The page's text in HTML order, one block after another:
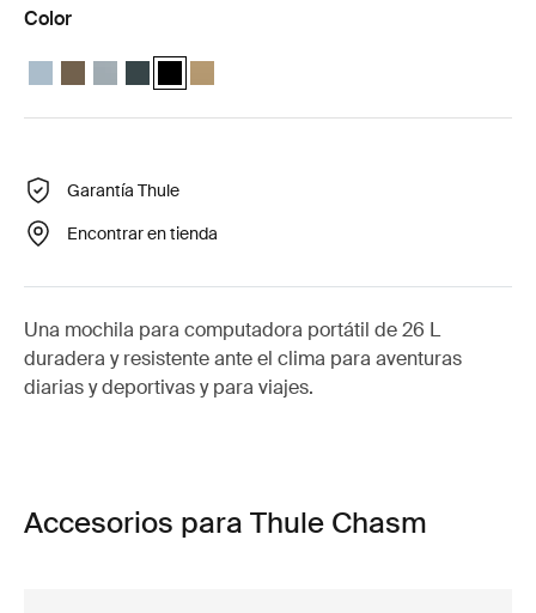
Color
Thule Chasm backpack 26L Gris estanque
Thule Chasm backpack 26L Caqui oscuro
Thule Chasm backpack 26L Azul suave
Thule Chasm backpack 26L Azul oscuro
Thule Chasm backpack 26L Negro (selected)
Thule Chasm backpack 26L Beige suave
Garantía Thule
Encontrar en tienda
Una mochila para computadora portátil de 26 L
duradera y resistente ante el clima para aventuras
diarias y deportivas y para viajes.
Accesorios para Thule Chasm